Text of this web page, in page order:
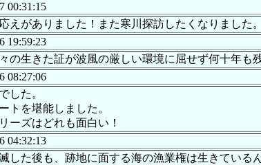
00:31:15
えがありました！また寒川探訪したくなりました
19:59:23
の生きた証が波風の厳しい環境に屈せず何十年
08:27:06
した。
トを堪能しました。
ーズはどれも面白い！
04:32:13
した後も、跡地に面する海の漁業権は生きている